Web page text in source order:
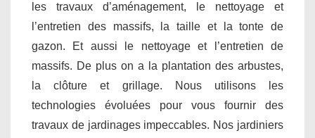
les travaux d’aménagement, le nettoyage et
l’entretien des massifs, la taille et la tonte de
gazon. Et aussi le nettoyage et l’entretien de
massifs. De plus on a la plantation des arbustes,
la clôture et grillage. Nous utilisons les
technologies évoluées pour vous fournir des
travaux de jardinages impeccables. Nos jardiniers